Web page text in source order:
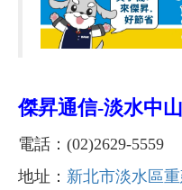
傑昇通信-淡水中
電話：(02)2629-5559
地址： 新北市淡水區